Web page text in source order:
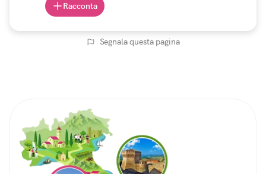
Racconta
Segnala questa pagina